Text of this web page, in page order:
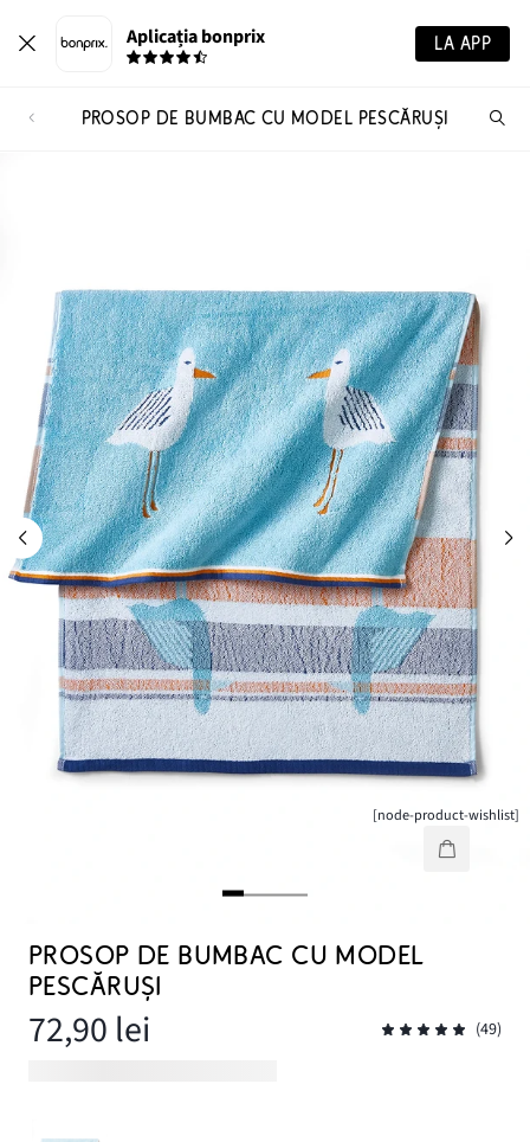
Aplicația bonprix LA APP
PROSOP DE BUMBAC CU MODEL PESCĂRUȘI
[node-product-wishlist]
PROSOP DE BUMBAC CU MODEL
PESCĂRUȘI
72,90 lei (49)